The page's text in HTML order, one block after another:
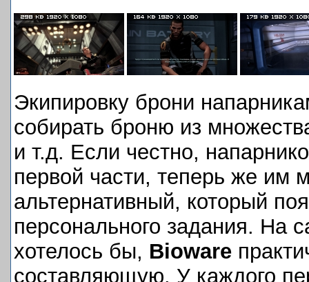
Экипировку брони
собирать броню из
и т.д. Если честно,
первой части, теперь же им
альтернативный, который
персонального задания. На
хотелось бы, Bioware
составляющую. У каждого